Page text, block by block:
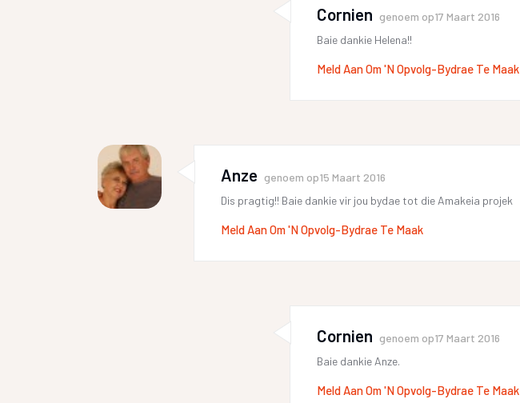
Cornien genoem op17 Maart 2016
Baie dankie Helena!!
Meld Aan Om 'n Opvolg-Bydrae Te Maak
Anze genoem op15 Maart 2016
Dis pragtig!! Baie dankie vir jou bydae tot die Amakeia projek
Meld Aan Om 'n Opvolg-Bydrae Te Maak
Cornien genoem op17 Maart 2016
Baie dankie Anze.
Meld Aan Om 'n Opvolg-Bydrae Te Maak